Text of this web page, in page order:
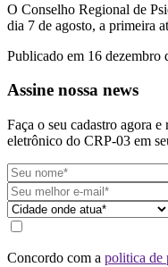
O Conselho Regional de
dia 7 de agosto, a primeira
Publicado em 16 dezembro
Assine nossa news
Faça o seu cadastro agora
eletrônico do CRP-03 em
Concordo com a politica de